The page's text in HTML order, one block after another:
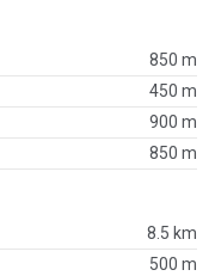
850 m
450 m
900 m
850 m
8.5 km
500 m